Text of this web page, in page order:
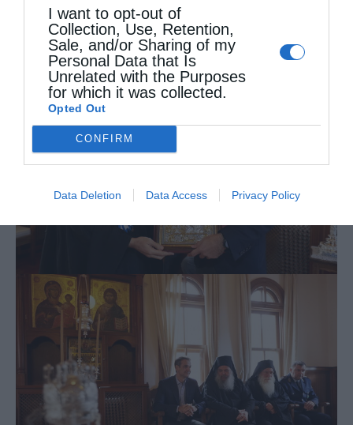
I want to opt-out of
Collection, Use, Retention,
Sale, and/or Sharing of my
Personal Data that Is
Unrelated with the Purposes
for which it was collected.
Opted Out
CONFIRM
Data Deletion Data Access Privacy Policy